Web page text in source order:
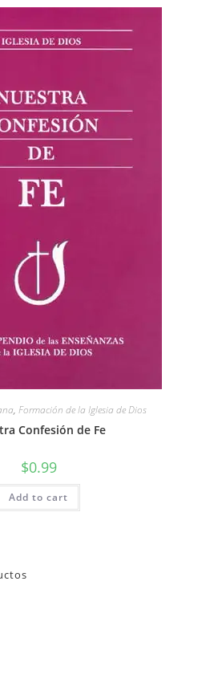
, Formación de la Iglesia de Dios
Confesión de Fe
$0.99
Add to cart